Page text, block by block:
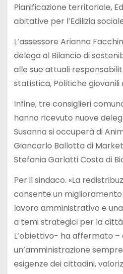
Pianificazione territoriale,
abitative per l’Edilizia
L’assessore Arianna
delega al Bilancio di
alle sue attuali
statistica, Politiche
Infine, tre consiglieri
hanno ricevuto nuove
Susanna si occuperà di
Giancarlo Ballotta di
Stefania Garlatti Costa di
Per il sindaco. «La
consente un
lavoro amministrativo e
a temi strategici per la città
L’obiettivo- ha affermato
un’amministrazione
esigenze dei cittadini,